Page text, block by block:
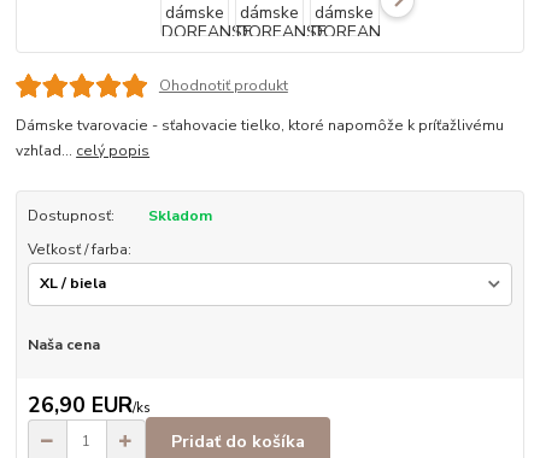
Ohodnotiť produkt
Dámske tvarovacie - sťahovacie tielko, ktoré napomôže k príťažlivému
vzhľad... celý popis
Dostupnosť:
Skladom
Veľkosť / farba:
Naša cena
26,90 EUR/ks
Pridať do košíka